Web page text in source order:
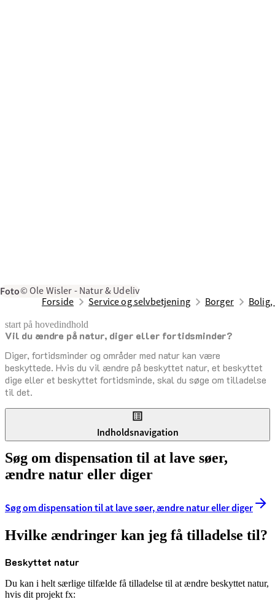
Foto© Ole Wisler - Natur & Udeliv
Forside
Service og selvbetjening Borger
start på hovedindhold
Vil du ændre på natur, diger eller fortidsminder?
Diger, fortidsminder og områder med natur kan være
beskyttede. Hvis du vil ændre på beskyttet natur, et beskyttet
dige eller et beskyttet fortidsminde, skal du søge om tilladelse
til det.
senest opdateret 17. juni 2025
Indholdsnavigation
Søg om dispensation til at lave søer,
ændre natur eller diger
Søg om dispensation til at lave søer, ændre natur eller diger
Hvilke ændringer kan jeg få tilladelse til?
Beskyttet natur
Du kan i helt særlige tilfælde få tilladelse til at ændre beskyttet natur,
hvis dit projekt fx: